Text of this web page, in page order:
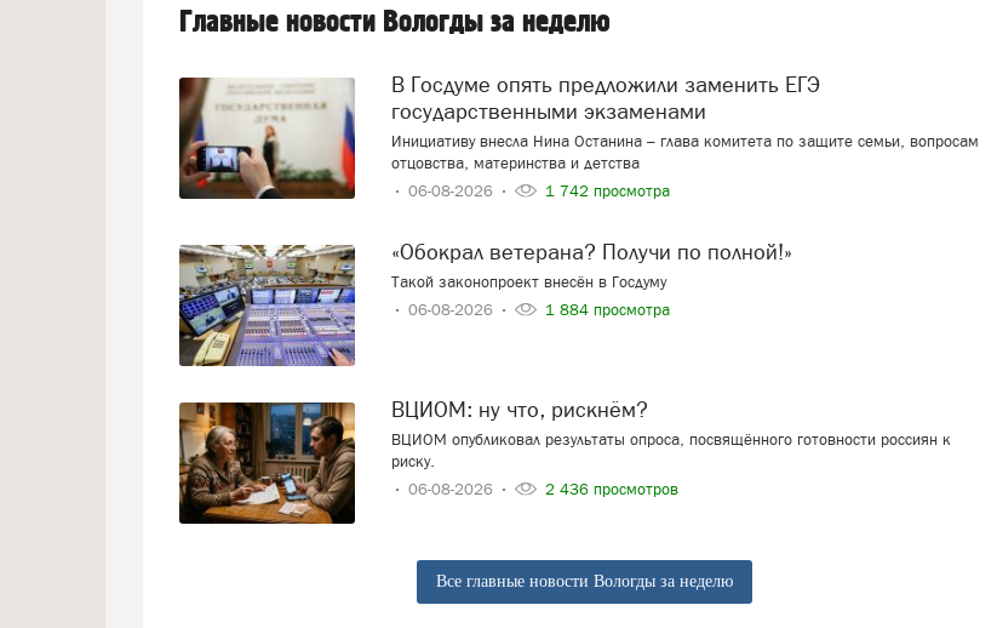
Главные новости Вологды за неделю
В Госдуме опять предложили заменить ЕГЭ
государственными экзаменами
Инициативу внесла Нина Останина – глава комитета по защите семьи, вопросам
отцовства, материнства и детства
06-08-2026
1 742 просмотра
«Обокрал ветерана? Получи по полной!»
Такой законопроект внесён в Госдуму
06-08-2026
1 884 просмотра
ВЦИОМ: ну что, рискнём?
ВЦИОМ опубликовал результаты опроса, посвящённого готовности россиян к
риску.
06-08-2026
2 436 просмотров
Все главные новости Вологды за неделю